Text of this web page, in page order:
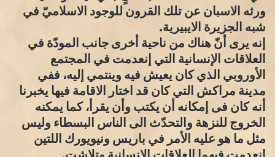
ورثه الاسبان عن تلك القرون للوجود الاسلاميّ في
شبه الجزيرة الايبيرية.
إنه يرى أنّ هناك من ناحية أخرى جانب المودّة في
العلاقات الإنسانية التي إنعدمت في المجتمع
الأوروبي الذي كان يعيش فيه وينتمي إليه، ففي
مدينة مراكش التي كان قد اختار الاقامة فيها يخبرنا
أنه كان فى إمكانه أن يكتب وأن يقرأ، كما يمكنه
الخروج للنزهة والتحدّث الى الناس البسطاء وليس
مثل ما هو عليه الأمر في باريس ونيويورك اللتين